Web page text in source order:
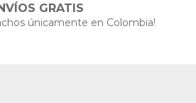
GRATIS
únicamente en Colombia!